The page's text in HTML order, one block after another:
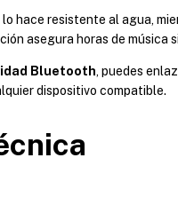
lo hace resistente al agua,
asegura horas de música
Bluetooth, puedes
dispositivo compatible.